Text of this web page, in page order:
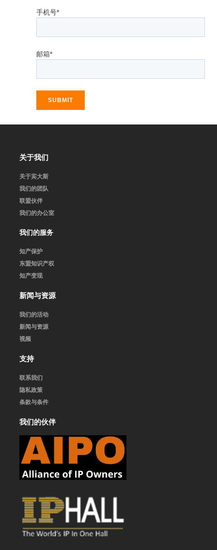
手机号*
邮箱*
SUBMIT
关于我们
关于宾大斯
我们的团队
联盟伙伴
我们的办公室
我们的服务
知产保护
东盟知识产权
知产变现
新闻与资源
我们的活动
新闻与资源
视频
支持
联系我们
隐私政策
条款与条件
我们的伙伴